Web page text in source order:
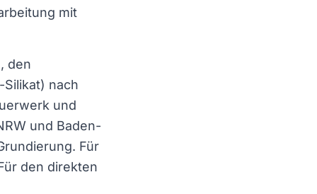
mit
den
nach
und
und Baden-
Für
den direkten